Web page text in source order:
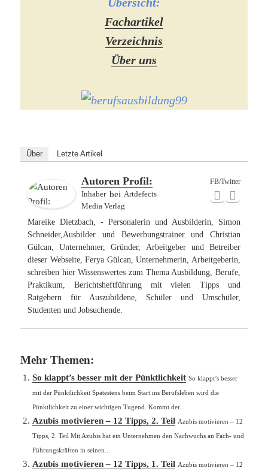
Fachartikel
Verzeichnis
Über uns
Über Letzte Artikel
FB/Twitter
Autoren Profil:
Inhaberbei Artdefects
Media Verlag
Mareike Dietzbach, - Personalerin und Ausbilderin, Simon
Schneider,Ausbilder und Bewerbungstrainer und Christian
Gülcan, Unternehmer, Gründer, Arbeitgeber und Betreiber
dieser Webseite, Ferya Gülcan, Unternehmerin, Arbeitgeberin,
schreiben hier Wissenswertes zum Thema Ausbildung, Berufe,
Praktikum, Berichtsheftführung mit vielen Tipps und
Ratgebern für Auszubildene, Schüler und Umschüler,
Studenten und Jobsuchende.
Mehr Themen:
So klappt’s besser mit der Pünktlichkeit So klappt’s besser
mit der Pünktlichkeit Spätestens beim Start ins Berufsleben wird die
Pünktlichkeit zu einer wichtigen Tugend. Kommt der...
Azubis motivieren – 12 Tipps, 2. Teil Azubis motivieren – 12
Tipps, 2. Teil Mit Azubis hat ein Unternehmen den Nachwuchs an Fach- und
Führungskräften in seinen...
Azubis motivieren – 12 Tipps, 1. Teil Azubis motivieren – 12